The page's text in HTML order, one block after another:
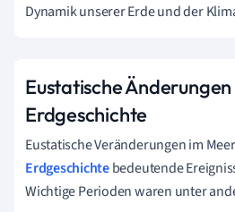
Dynamik unserer Erde und der
Eustatische
Erdgeschichte
Eustatische Veränderungen im
Erdgeschichtebedeutende
Wichtige Perioden waren unter